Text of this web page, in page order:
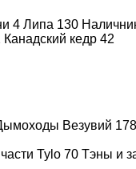
4 Липа 130
Канадский кедр 42
Везувий 178
Tylo 70 Тэны и